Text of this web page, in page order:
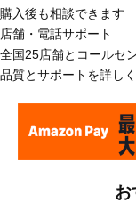
購入後も相談できます
店舗・電話サポート
全国25店舗とコールセ
品質とサポートを詳し
お